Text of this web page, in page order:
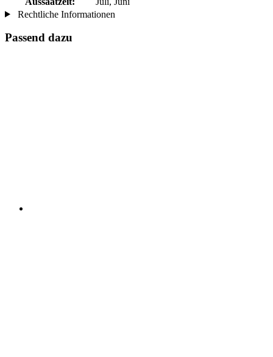
Rechtliche Informationen
Passend dazu